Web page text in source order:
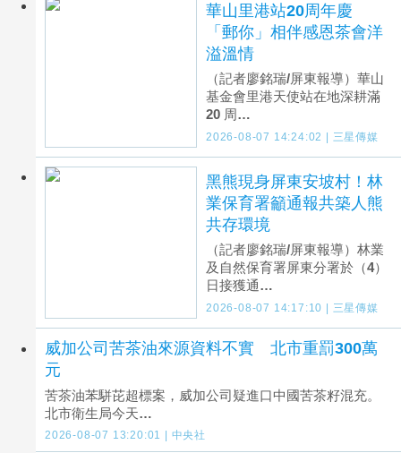
華山里港站20周年慶
「郵你」相伴感恩茶會洋
溢溫情
（記者廖銘瑞/屏東報導）華山
基金會里港天使站在地深耕滿
20 周…
2026-08-07 14:24:02 | 三星傳媒
黑熊現身屏東安坡村！林
業保育署籲通報共築人熊
共存環境
（記者廖銘瑞/屏東報導）林業
及自然保育署屏東分署於（4）
日接獲通…
2026-08-07 14:17:10 | 三星傳媒
威加公司苦茶油來源資料不實 北市重罰300萬
元
苦茶油苯駢芘超標案，威加公司疑進口中國苦茶籽混充。
北市衛生局今天…
2026-08-07 13:20:01 | 中央社